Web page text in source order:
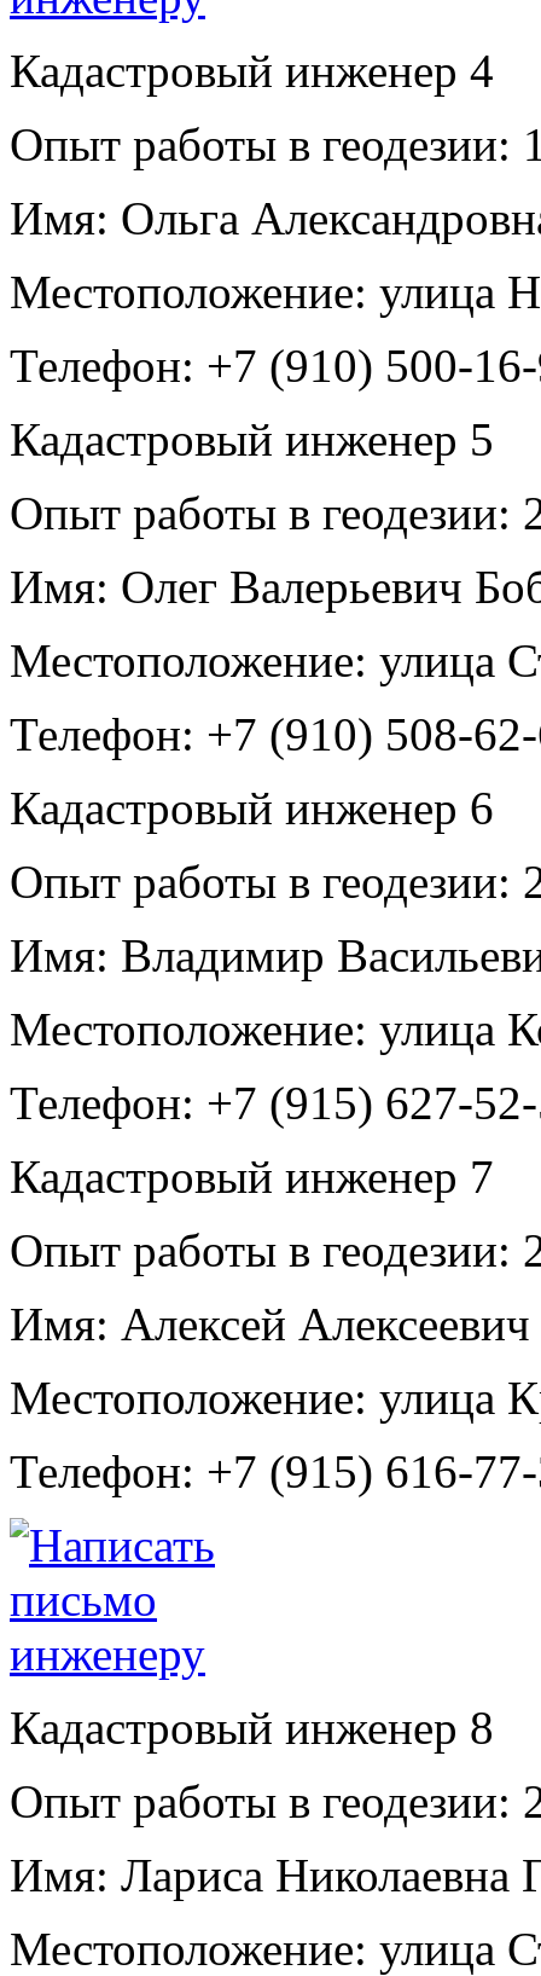
Кадастровый инженер 4
Опыт работы в геодезии:
Имя: Ольга
Местоположение: улица
Телефон: +7 (910) 500-
Кадастровый инженер 5
Опыт работы в геодезии:
Имя: Олег Валерьевич
Местоположение: улица
Телефон: +7 (910) 508-
Кадастровый инженер 6
Опыт работы в геодезии:
Имя: Владимир
Местоположение: улица
Телефон: +7 (915) 627-
Кадастровый инженер 7
Опыт работы в геодезии:
Имя: Алексей
Местоположение: улица
Телефон: +7 (915) 616-
Кадастровый инженер 8
Опыт работы в геодезии:
Имя: Лариса Николаевна
Местоположение: улица